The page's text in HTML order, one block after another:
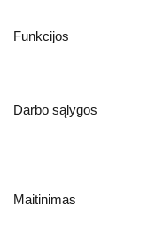
Funkcijos
Darbo sąlygos
Maitinimas